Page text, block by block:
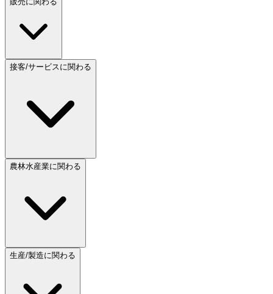
接客/サービスに関わる
農林水産業に関わる
生産/製造に関わる